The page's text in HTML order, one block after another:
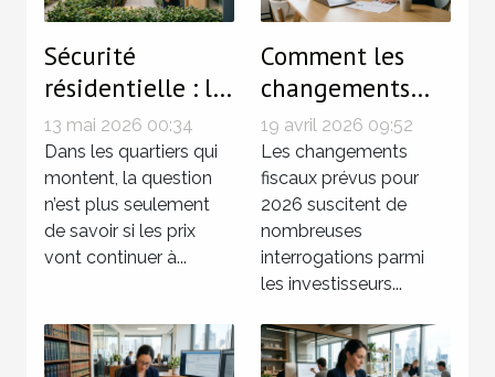
Sécurité
résidentielle : le
détail qui
change la donne
dans l’essor d’un
quartier
13 mai 2026 00:34
Dans les quartiers qui
montent, la question
n’est plus seulement
de savoir si les prix
vont continuer à...
Comment les
changements
fiscaux de 2026
affecteront vos
investissements
immobiliers ?
19 avril 2026 09:52
Les changements
fiscaux prévus pour
2026 suscitent de
nombreuses
interrogations parmi
les investisseurs...